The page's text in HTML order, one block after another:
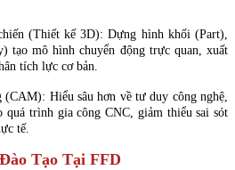
(Thiết kế 3D): Dựng hình khối (Part),
tạo mô hình chuyển động trực quan, xuất
tích lực cơ bản.
Hiểu sâu hơn về tư duy công nghệ,
quá trình gia công CNC, giảm thiểu sai sót
tế.
Tạo Tại FFD